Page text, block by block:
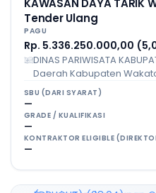
Tender Ulang
PAGU
Rp. 5.336.250.000,00
DINAS PARIWISATA
Daerah Kabupaten
SBU (DARI SYARAT)
—
GRADE / KUALIFIKASI
—
KONTRAKTOR ELIGIBLE
—